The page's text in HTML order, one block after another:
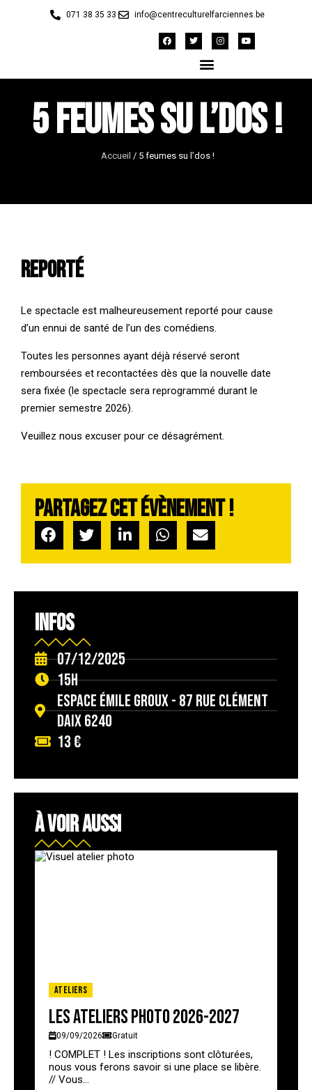
071 38 35 33 info@centreculturelfarciennes.be
5 feumes su l’dos !
Accueil / 5 feumes su l’dos !
REPORTÉ
Le spectacle est malheureusement reporté pour cause
d’un ennui de santé de l’un des comédiens.
Toutes les personnes ayant déjà réservé seront
remboursées et recontactées dès que la nouvelle date
sera fixée (le spectacle sera reprogrammé durant le
premier semestre 2026).
Veuillez nous excuser pour ce désagrément.
Partagez cet évènement !
INFOS
07/12/2025
15h
Espace Émile groux - 87 rue Clément
Daix 6240
13 €
À VOIR AUSSI
Ateliers
Les ateliers photo 2026-2027
09/09/2026 Gratuit
! COMPLET ! Les inscriptions sont clôturées,
nous vous ferons savoir si une place se libère.
// Vous...